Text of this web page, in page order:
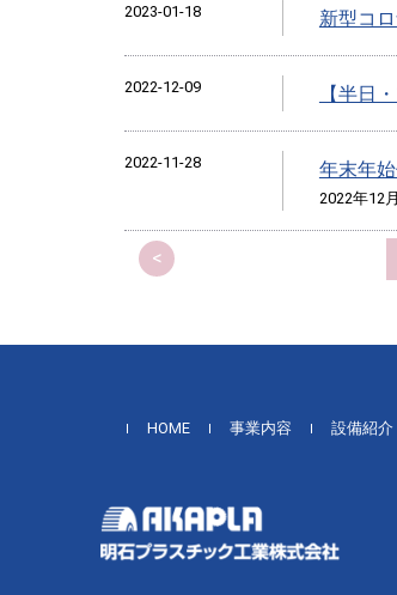
2023-01-18 新型コ
2022-12-09 【半日
2022-11-28 年末年
2022年12
<
HOME 事業内容 設備紹介